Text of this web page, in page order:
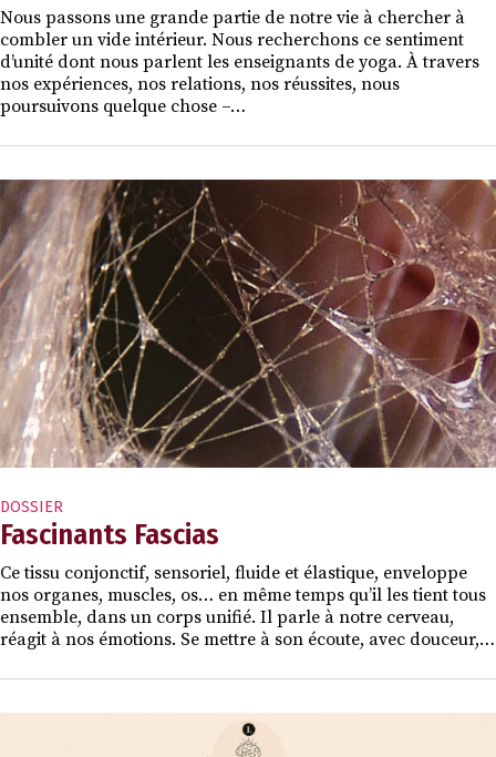
Nous passons une grande partie de notre vie à chercher à
combler un vide intérieur. Nous recherchons ce sentiment
d’unité dont nous parlent les enseignants de yoga. À travers
nos expériences, nos relations, nos réussites, nous
poursuivons quelque chose –…
DOSSIER
Fascinants Fascias
Ce tissu conjonctif, sensoriel, fluide et élastique, enveloppe
nos organes, muscles, os… en même temps qu’il les tient tous
ensemble, dans un corps unifié. Il parle à notre cerveau,
réagit à nos émotions. Se mettre à son écoute, avec douceur,…